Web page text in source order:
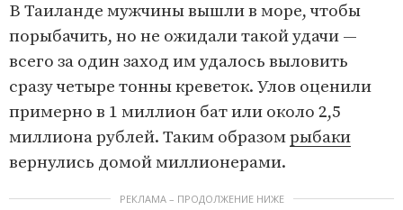
В Таиланде мужчины вышли в море, чтобы
порыбачить, но не ожидали такой удачи —
всего за один заход им удалось выловить
сразу четыре тонны креветок. Улов оценили
примерно в 1 миллион бат или около 2,5
миллиона рублей. Таким образомрыбаки
вернулись домой миллионерами.
РЕКЛАМА – ПРОДОЛЖЕНИЕ НИЖЕ